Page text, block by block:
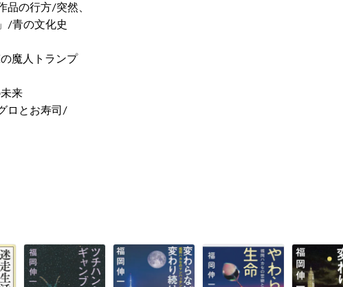
品の行方/突然、
/青の文化史
魔人トランプ
来
ロとお寿司/